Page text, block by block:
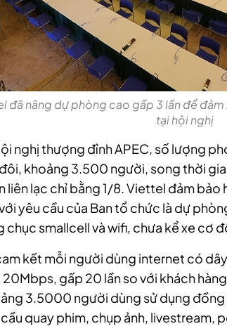
đã nâng dự phòng cao gấp 3 lần để
tại hội nghị
nghị thượng đỉnh APEC, số lượng
khoảng 3.500 người, song thời
liên lạc chỉ bằng 1/8. Viettel đảm
yêu cầu của Ban tổ chức là dự
chục smallcell và wifi, chưa kể xe cơ
kết mỗi người dùng internet có
gấp 20 lần so với khách
3.5000 người dùng sử dụng
quay phim, chụp ảnh, livestream,